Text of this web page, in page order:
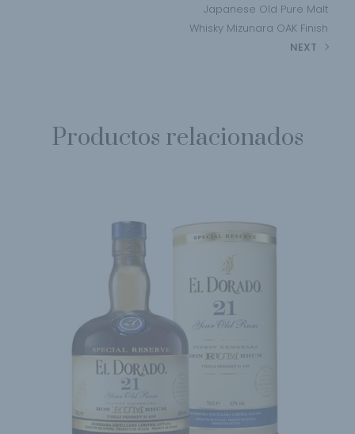
Japanese Old Pure Malt
Whisky Mizunara OAK Finish
NEXT
Productos relacionados